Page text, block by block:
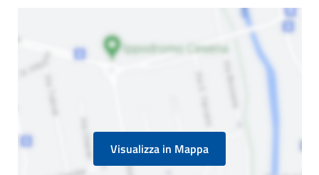
Visualizza in Mappa